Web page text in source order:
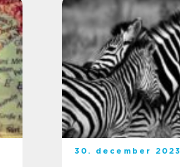
30. december 2023